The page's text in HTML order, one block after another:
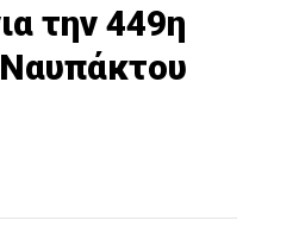
την 449η